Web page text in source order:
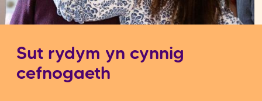
Sut rydym yn cynnig
cefnogaeth